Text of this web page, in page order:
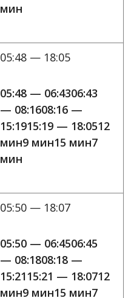
мин
05:48 — 18:05
05:48 — 06:4306:43
— 08:1608:16 —
15:1915:19 — 18:0512
мин9 мин15 мин7
мин
05:50 — 18:07
05:50 — 06:4506:45
— 08:1808:18 —
15:2115:21 — 18:0712
мин9 мин15 мин7